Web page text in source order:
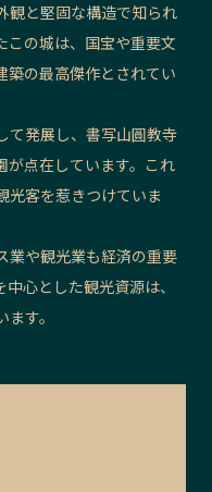
観と堅固な構造で知られ
この城は、国宝や重要文
築の最高傑作とされてい
て発展し、書写山圓教寺
が点在しています。これ
光客を惹きつけていま
業や観光業も経済の重要
心とした観光資源は、
す。